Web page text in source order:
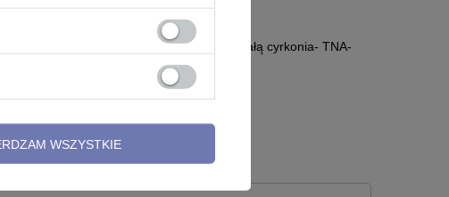
Tytanowa nakrętka z białą cyrkonia- TNA-
WSZYSTKIE